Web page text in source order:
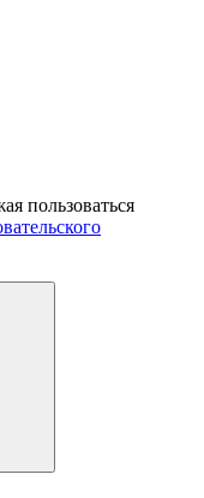
пользоваться